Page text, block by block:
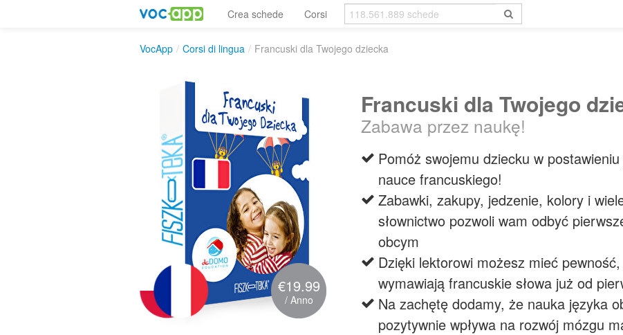
Crea schede Corsi
VocApp / Corsi di lingua / Francuski dla Twojego dziecka
€19.99
/ Anno
Francuski dla Twojego
Zabawa przez naukę!
Pomóż swojemu dziecku w
nauce francuskiego!
Zabawki, zakupy, jedzenie, kolory i
słownictwo pozwoli wam odbyć
obcym
Dzięki lektorowi możesz mieć
wymawiają francuskie słowa już od
Na zachętę dodamy, że nauka języka
pozytywnie wpływa na rozwój mózgu